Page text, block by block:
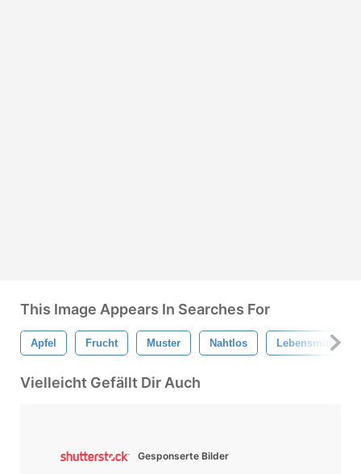
This Image Appears In Searches For
Apfel Frucht Muster Nahtlos Lebensmittel
Vielleicht Gefällt Dir Auch
Gesponserte Bilder